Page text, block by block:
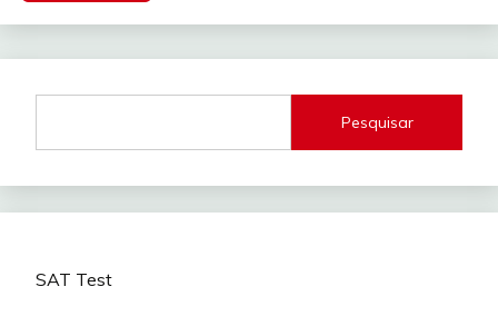
Pesquisar
SAT Test